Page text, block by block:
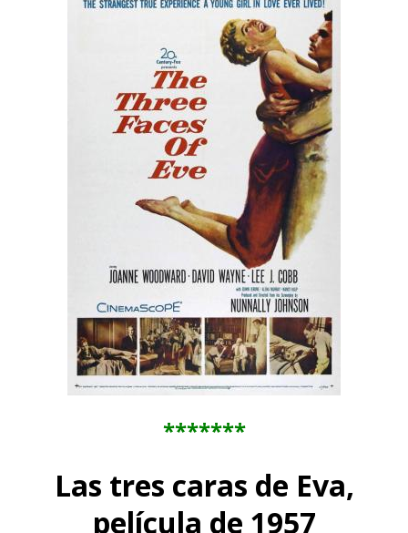
*******
Las tres caras de Eva,
película de 1957